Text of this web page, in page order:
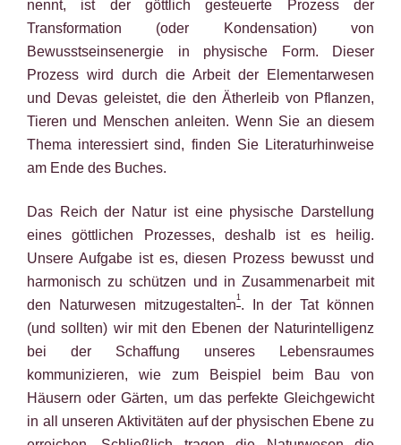
nennt, ist der göttlich gesteuerte Prozess der
Transformation (oder Kondensation) von
Bewusstseinsenergie in physische Form. Dieser
Prozess wird durch die Arbeit der Elementarwesen
und Devas geleistet, die den Ätherleib von Pflanzen,
Tieren und Menschen anleiten. Wenn Sie an diesem
Thema interessiert sind, finden Sie Literaturhinweise
am Ende des Buches.
Das Reich der Natur ist eine physische Darstellung
eines göttlichen Prozesses, deshalb ist es heilig.
Unsere Aufgabe ist es, diesen Prozess bewusst und
harmonisch zu schützen und in Zusammenarbeit mit
den Naturwesen mitzugestalten1. In der Tat können
(und sollten) wir mit den Ebenen der Naturintelligenz
bei der Schaffung unseres Lebensraumes
kommunizieren, wie zum Beispiel beim Bau von
Häusern oder Gärten, um das perfekte Gleichgewicht
in all unseren Aktivitäten auf der physischen Ebene zu